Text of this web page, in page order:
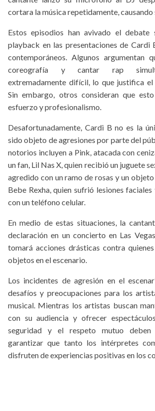
cortara la música repetidamente, causando
Estos episodios han avivado el
playback en las presentaciones de
contemporáneos. Algunos argumentan
coreografía y cantar rap
extremadamente difícil, lo que justifica
Sin embargo, otros consideran que
esfuerzo y profesionalismo.
Desafortunadamente, Cardi B no es la
sido objeto de agresiones por parte del
notorios incluyen a Pink, atacada con
un fan, Lil Nas X, quien recibió un juguete
agredido con un ramo de rosas y un
Bebe Rexha, quien sufrió lesiones
con un teléfono celular.
En medio de estas situaciones, la
declaración en un concierto en Las
tomará acciones drásticas contra
objetos en el escenario.
Los incidentes de agresión en el
desafíos y preocupaciones para los
musical. Mientras los artistas buscan
con su audiencia y ofrecer
seguridad y el respeto mutuo deben
garantizar que tanto los intérpretes
disfruten de experiencias positivas en los